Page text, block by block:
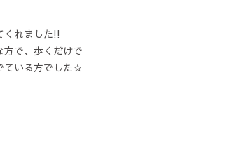
くれました!!
で、歩くだけで
ている方でした☆